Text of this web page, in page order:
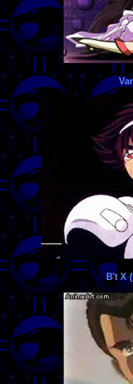
B't X